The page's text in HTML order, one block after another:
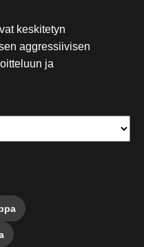
keskitetyn
aggressiivisen
ja